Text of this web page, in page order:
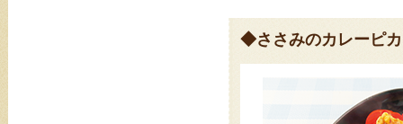
◆ささみのカレーピ